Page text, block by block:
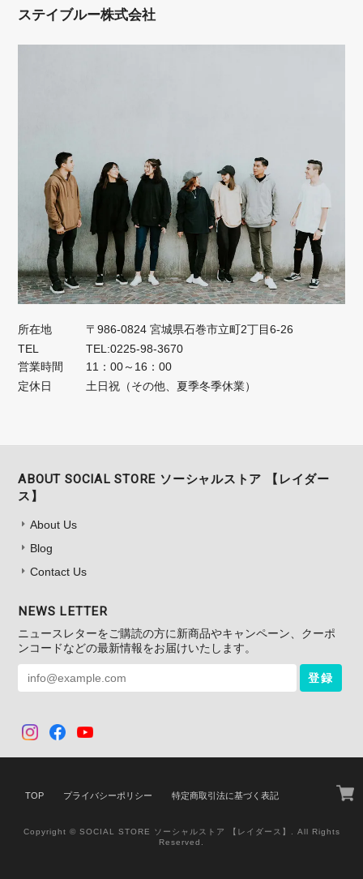
ステイブルー株式会社
所在地
〒986-0824 宮城県石巻市立町2丁目6-26
TEL
TEL:0225-98-3670
営業時間
11：00～16：00
定休日
土日祝（その他、夏季冬季休業）
ABOUT SOCIAL STORE ソーシャルストア 【レイダー
ス】
About Us
Blog
Contact Us
NEWS LETTER
ニュースレターをご購読の方に新商品やキャンペーン、クーポ
ンコードなどの最新情報をお届けいたします。
登録
TOP プライバシーポリシー 特定商取引法に基づく表記
Copyright © SOCIAL STORE ソーシャルストア 【レイダース】. All Rights
Reserved.